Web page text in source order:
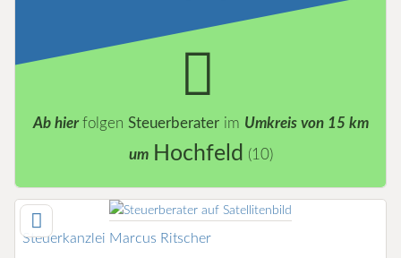
Ab hierfolgen Steuerberaterim Umkreis von 15 km
um Hochfeld (10)
Steuerkanzlei Marcus Ritscher